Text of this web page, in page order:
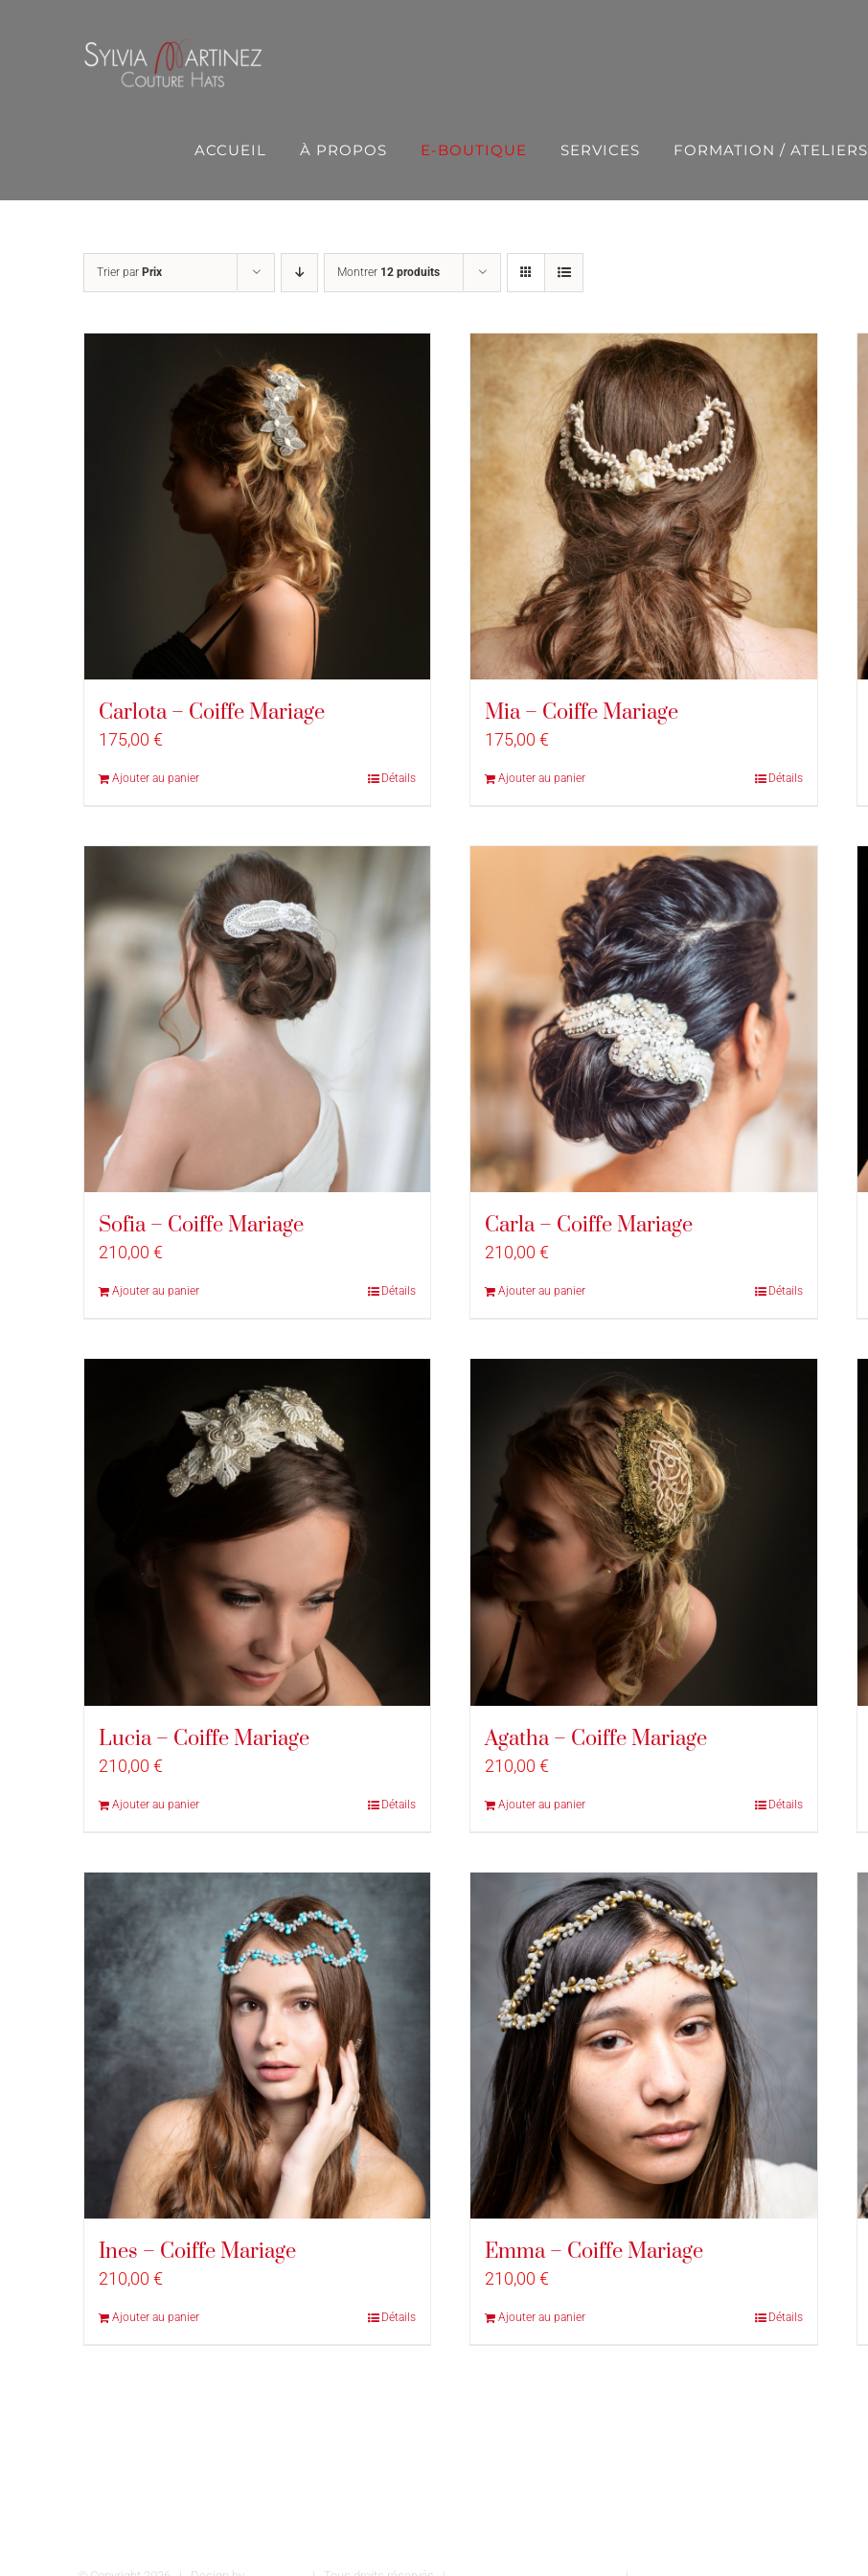
ACCUEIL À PROPOS E-BOUTIQUE SERVICES FORMATION / ATELIERS
Trier par Prix Montrer 12 produits
Carlota – Coiffe Mariage
175,00 €
Ajouter au panier Détails
Mia – Coiffe Mariage
175,00€
Ajouter au panier Détails
Sofia – Coiffe Mariage
210,00 €
Ajouter au panier Détails
Carla – Coiffe Mariage
210,00€
Ajouter au panier Détails
Lucia – Coiffe Mariage
210,00 €
Ajouter au panier Détails
Agatha – Coiffe Mariage
210,00€
Ajouter au panier Détails
Ines – Coiffe Mariage
210,00 €
Ajouter au panier Détails
Emma – Coiffe Mariage
210,00€
Ajouter au panier Détails